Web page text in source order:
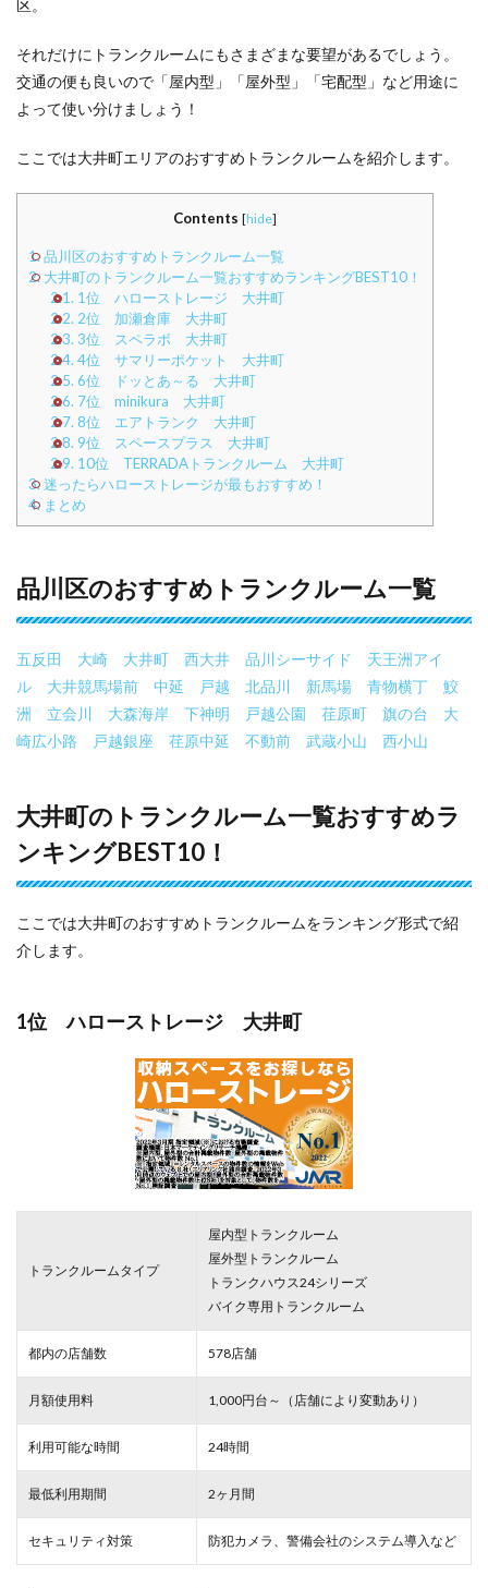
区。
それだけにトランクルームにもさまざまな要望があるでしょう。
交通の便も良いので「屋内型」「屋外型」「宅配型」など用途に
よって使い分けましょう！
ここでは大井町エリアのおすすめトランクルームを紹介します。
Contents [hide]
1.品川区のおすすめトランクルーム一覧
2. 大井町のトランクルーム一覧おすすめランキングBEST10！
2.1. 1位 ハローストレージ 大井町
2.2. 2位 加瀬倉庫 大井町
2.3. 3位 スペラボ 大井町
2.4. 4位 サマリーポケット 大井町
2.5. 6位 ドッとあ～る 大井町
2.6. 7位 minikura 大井町
2.7. 8位 エアトランク 大井町
2.8. 9位 スペースプラス 大井町
2.9. 10位 TERRADAトランクルーム 大井町
3.迷ったらハローストレージが最もおすすめ！
4. まとめ
品川区のおすすめトランクルーム一覧
五反田 大崎 大井町 西大井 品川シーサイド
天王洲アイ
ル
大井競馬場前 中延 戸越 北品川 新馬場 青物横丁
鮫
洲
立会川 大森海岸 下神明 戸越公園 荏原町 旗の台
大
崎広小路
戸越銀座 荏原中延 不動前 武蔵小山 西小山
大井町のトランクルーム一覧おすすめラ
ンキングBEST10！
ここでは大井町のおすすめトランクルームをランキング形式で紹
介します。
1位 ハローストレージ 大井町
トランクルームタイプ
屋内型トランクルーム
屋外型トランクルーム
トランクハウス24シリーズ
バイク専用トランクルーム
都内の店舗数 578店舗
月額使用料 1,000円台～（店舗により変動あり）
利用可能な時間 24時間
最低利用期間 2ヶ月間
セキュリティ対策 防犯カメラ、警備会社のシステム導入など